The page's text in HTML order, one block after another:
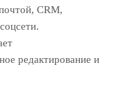
CRM,
редактирование и